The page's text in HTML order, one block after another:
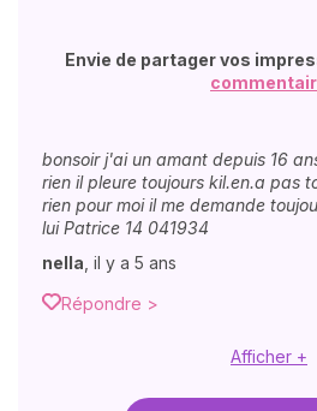
Envie de partager vos
bonsoir j'ai un amant depuis 16
rien il pleure toujours kil.en.a pas
rien pour moi il me demande
lui Patrice 14 041934
nella il y a 5 ans
Répondre >
Afficher +